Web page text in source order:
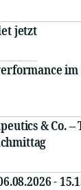
jetzt
im
& Co. –
-